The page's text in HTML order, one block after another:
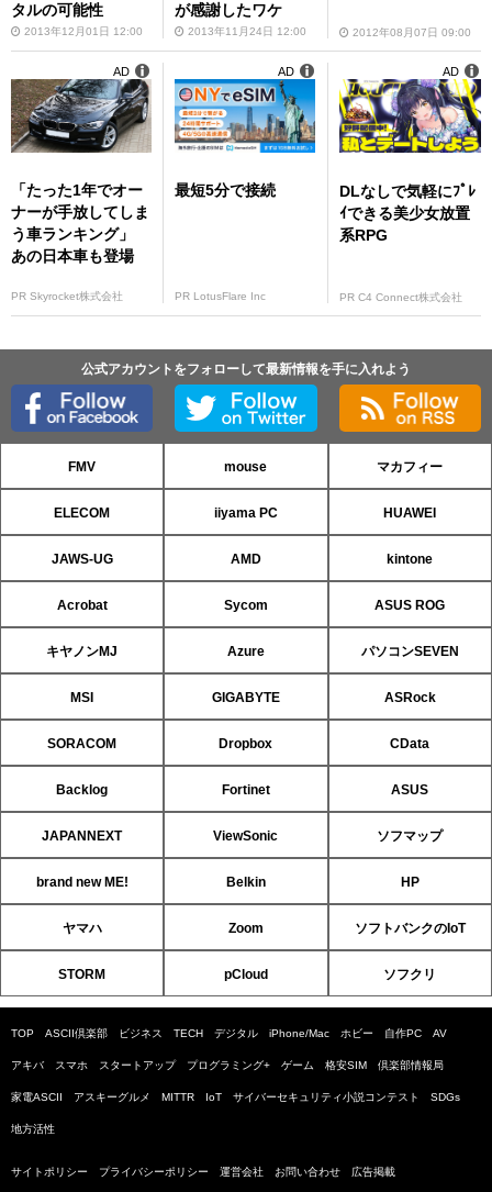
タルの可能性
2013年12月01日 12:00
が感謝したワケ
2013年11月24日 12:00 2012年08月07日 09:00
「たった1年でオー
ナーが手放してしま
う車ランキング」
あの日本車も登場
PR Skyrocket株式会社
AD
最短5分で接続
PR LotusFlare Inc
AD
DLなしで気軽にﾌﾟﾚ
ｲできる美少女放置
系RPG
PR C4 Connect株式会社
AD
公式アカウントをフォローして最新情報を手に入れよう
FMV mouse マカフィー
ELECOM iiyama PC HUAWEI
JAWS-UG AMD kintone
Acrobat Sycom ASUS ROG
キヤノンMJ Azure パソコンSEVEN
MSI GIGABYTE ASRock
SORACOM Dropbox CData
Backlog Fortinet ASUS
JAPANNEXT ViewSonic ソフマップ
brand new ME! Belkin HP
ヤマハ Zoom ソフトバンクのIoT
STORM pCloud ソフクリ
TOP ASCII倶楽部 ビジネス TECH デジタル iPhone/Mac ホビー 自作PC AV
アキバ スマホ スタートアップ プログラミング+ ゲーム 格安SIM 倶楽部情報局
家電ASCII アスキーグルメ MITTR IoT サイバーセキュリティ小説コンテスト SDGs
地方活性
サイトポリシー プライバシーポリシー 運営会社 お問い合わせ 広告掲載